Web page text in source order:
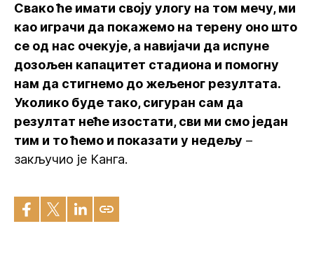
Свако ће имати своју улогу на том мечу, ми
као играчи да покажемо на терену оно што
се од нас очекује, а навијачи да испуне
дозољен капацитет стадиона и помогну
нам да стигнемо до жељеног резултата.
Уколико буде тако, сигуран сам да
резултат неће изостати, сви ми смо један
тим и то ћемо и показати у недељу –
закључио је Канга.